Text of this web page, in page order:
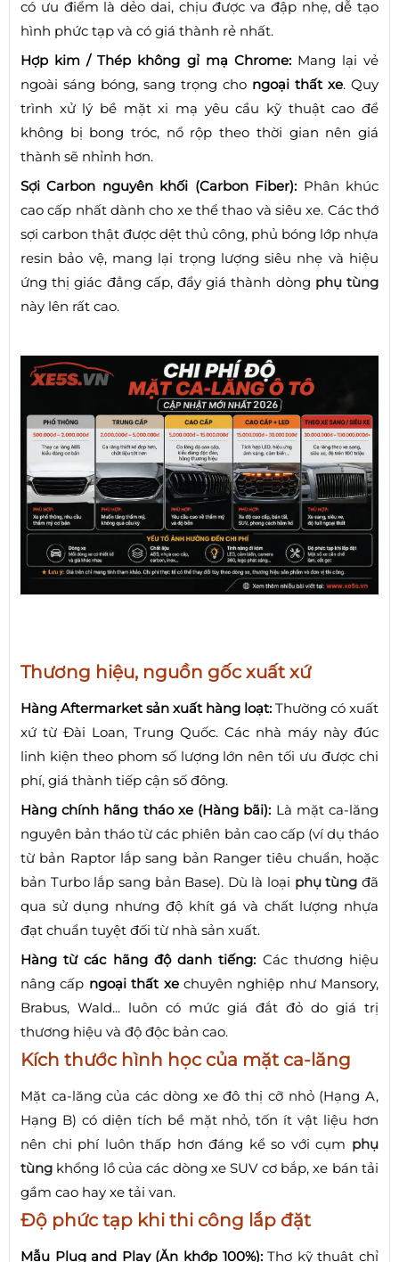
có ưu điểm là dẻo dai, chịu được va đập nhẹ, dễ tạo
hình phức tạp và có giá thành rẻ nhất.
Hợp kim / Thép không gỉ mạ Chrome:Mang lại vẻ
ngoài sáng bóng, sang trọng cho ngoại thất xe. Quy
trình xử lý bề mặt xi mạ yêu cầu kỹ thuật cao để
không bị bong tróc, nổ rộp theo thời gian nên giá
thành sẽ nhỉnh hơn.
Sợi Carbon nguyên khối (Carbon Fiber): Phân khúc
cao cấp nhất dành cho xe thể thao và siêu xe. Các thớ
sợi carbon thật được dệt thủ công, phủ bóng lớp nhựa
resin bảo vệ, mang lại trọng lượng siêu nhẹ và hiệu
ứng thị giác đẳng cấp, đẩy giá thành dòng phụ tùng
này lên rất cao.
Thương hiệu, nguồn gốc xuất xứ
Hàng Aftermarket sản xuất hàng loạt: Thường có xuất
xứ từ Đài Loan, Trung Quốc. Các nhà máy này đúc
linh kiện theo phom số lượng lớn nên tối ưu được chi
phí, giá thành tiếp cận số đông.
Hàng chính hãng tháo xe (Hàng bãi): Là mặt ca-lăng
nguyên bản tháo từ các phiên bản cao cấp (ví dụ tháo
từ bản Raptor lắp sang bản Ranger tiêu chuẩn, hoặc
bản Turbo lắp sang bản Base). Dù là loại phụ tùng đã
qua sử dụng nhưng độ khít gá và chất lượng nhựa
đạt chuẩn tuyệt đối từ nhà sản xuất.
Hàng từ các hãng độ danh tiếng: Các thương hiệu
nâng cấp ngoại thất xechuyên nghiệp như Mansory,
Brabus, Wald... luôn có mức giá đắt đỏ do giá trị
thương hiệu và độ độc bản cao.
Kích thước hình học của mặt ca-lăng
Mặt ca-lăng của các dòng xe đô thị cỡ nhỏ (Hạng A,
Hạng B) có diện tích bề mặt nhỏ, tốn ít vật liệu hơn
nên chi phí luôn thấp hơn đáng kể so với cụm phụ
tùng khổng lồ của các dòng xe SUV cơ bắp, xe bán tải
gầm cao hay xe tải van.
Độ phức tạp khi thi công lắp đặt
Mẫu Plug and Play (Ăn khớp 100%):Thợ kỹ thuật chỉ